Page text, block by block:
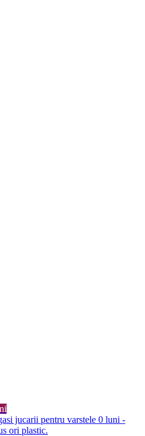
jucarii pentru varstele 0 luni -
ori plastic.